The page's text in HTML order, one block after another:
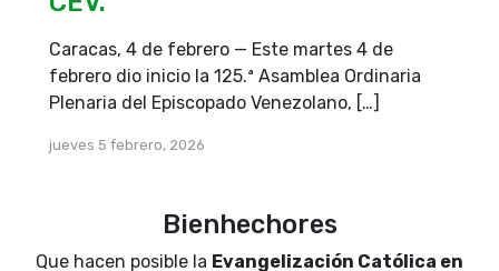
Caracas, 4 de febrero — Este martes 4 de
febrero dio inicio la 125.ª Asamblea Ordinaria
Plenaria del Episcopado Venezolano, […]
jueves 5 febrero, 2026
Bienhechores
Que hacen posible la Evangelización Católica en